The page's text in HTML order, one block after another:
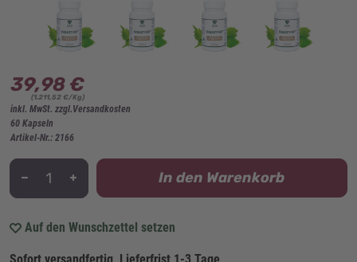
39,98 €
(1.211,52 €/Kg)
inkl. MwSt. zzgl.Versandkosten
60 Kapseln
Artikel-Nr.: 2166
In den Warenkorb
Auf den Wunschzettel setzen